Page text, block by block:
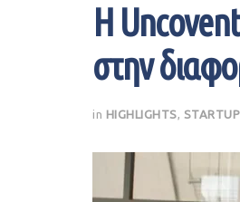
Η
στην
in HIGHLIGHTS